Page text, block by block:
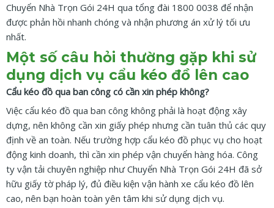
Chuyển Nhà Trọn Gói 24H qua tổng đài 1800 0038 để nhận
được phản hồi nhanh chóng và nhận phương án xử lý tối ưu
nhất.
Một số câu hỏi thường gặp khi sử
dụng dịch vụ cẩu kéo đồ lên cao
Cẩu kéo đồ qua ban công có cần xin phép không?
Việc cẩu kéo đồ qua ban công không phải là hoạt động xây
dựng, nên không cần xin giấy phép nhưng cần tuân thủ các quy
định về an toàn. Nếu trường hợp cẩu kéo đồ phục vụ cho hoạt
động kinh doanh, thì cần xin phép vận chuyển hàng hóa. Công
ty vận tải chuyên nghiệp như Chuyển Nhà Trọn Gói 24H đã sở
hữu giấy tờ pháp lý, đủ điều kiện vận hành xe cẩu kéo đồ lên
cao, nên bạn hoàn toàn yên tâm khi sử dụng dịch vụ.